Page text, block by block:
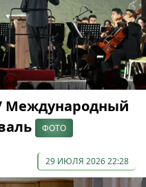
Международный
ФОТО
29 ИЮЛЯ 2026 22:28